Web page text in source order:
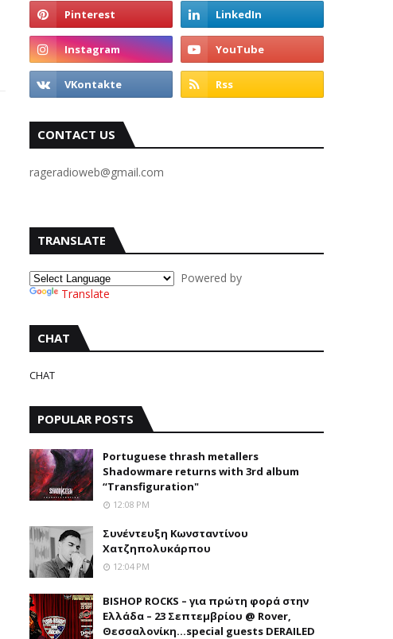
CONTACT US
rageradioweb@gmail.com
TRANSLATE
Powered by
Translate
CHAT
CHAT
POPULAR POSTS
Portuguese thrash metallers
Shadowmare returns with 3rd album
“Transfiguration"
12:08 PM
Συνέντευξη Κωνσταντίνου
Χατζηπολυκάρπου
12:04 PM
BISHOP ROCKS – για πρώτη φορά στην
Ελλάδα – 23 Σεπτεμβρίου @ Rover,
Θεσσαλονίκη...special guests DERAILED